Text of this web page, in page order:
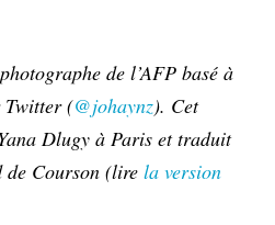
de l’AFP basé à
Twitter (@johaynz). Cet
Dlugy à Paris et traduit
de Courson (lire la version